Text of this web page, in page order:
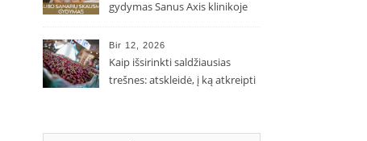
gydymas Sanus Axis klinikoje
Bir 12, 2026
Kaip išsirinkti saldžiausias
trešnes: atskleidė, į ką atkreipti